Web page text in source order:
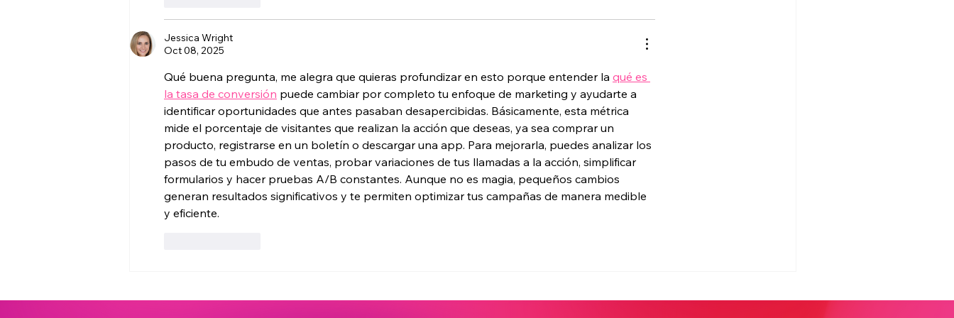
Jessica Wright
Oct 08, 2025
Qué buena pregunta, me alegra que quieras profundizar en esto porque entender la qué es
la tasa de conversión puede cambiar por completo tu enfoque de marketing y ayudarte a
identificar oportunidades que antes pasaban desapercibidas. Básicamente, esta métrica
mide el porcentaje de visitantes que realizan la acción que deseas, ya sea comprar un
producto, registrarse en un boletín o descargar una app. Para mejorarla, puedes analizar los
pasos de tu embudo de ventas, probar variaciones de tus llamadas a la acción, simplificar
formularios y hacer pruebas A/B constantes. Aunque no es magia, pequeños cambios
generan resultados significativos y te permiten optimizar tus campañas de manera medible
y eficiente.